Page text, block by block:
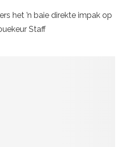
het ’n baie direkte impak op
Staff